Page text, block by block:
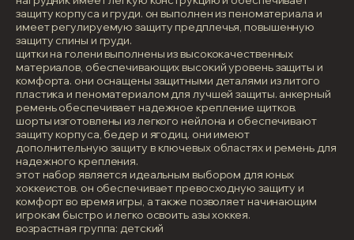
защиту корпуса и груди. он выполнен из пеноматериала и
имеет регулируемую защиту предплечья, повышенную
защиту спины и груди.
щитки на голени выполнены из высококачественных
материалов, обеспечивающих высокий уровень защиты и
комфорта. они оснащены защитными деталями из литого
пластика и пеноматериалом для лучшей защиты. анкерный
ремень обеспечивает надежное крепление щитков.
шорты изготовлены из легкого нейлона и обеспечивают
защиту корпуса, бедер и ягодиц. они имеют
дополнительную защиту в ключевых областях и ремень для
надежного крепления.
этот набор является идеальным выбором для юных
хоккеистов. он обеспечивает превосходную защиту и
комфорт во время игры, а также позволяет начинающим
игрокам быстро и легко освоить азы хоккея.
возрастная группа: детский